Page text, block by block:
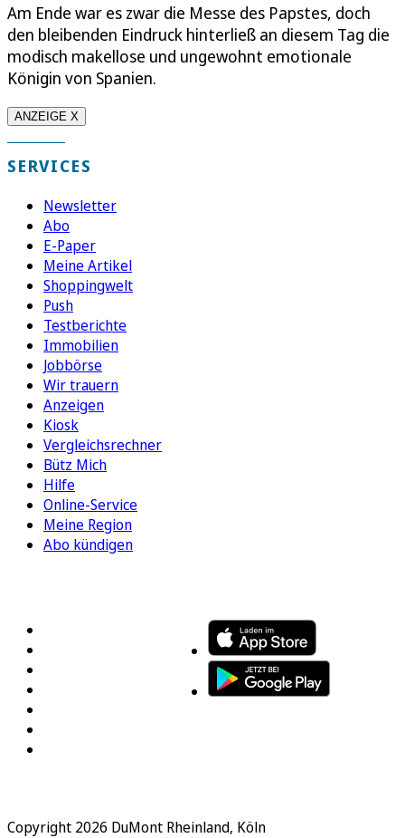
Am Ende war es zwar die Messe des Papstes, doch
den bleibenden Eindruck hinterließ an diesem Tag die
modisch makellose und ungewohnt emotionale
Königin von Spanien.
ANZEIGE X
SERVICES
Newsletter
Abo
E-Paper
Meine Artikel
Shoppingwelt
Push
Testberichte
Immobilien
Jobbörse
Wir trauern
Anzeigen
Kiosk
Vergleichsrechner
Bütz Mich
Hilfe
Online-Service
Meine Region
Abo kündigen
Copyright 2026 DuMont Rheinland, Köln